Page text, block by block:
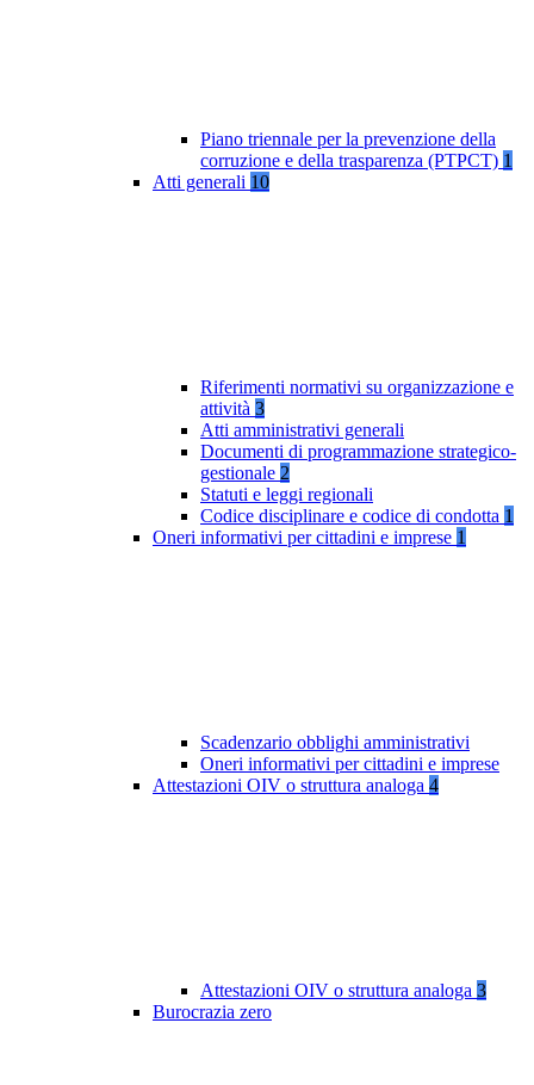
Piano triennale per la prevenzione della
corruzione e della trasparenza (PTPCT) 1
Atti generali 10
Riferimenti normativi su organizzazione e
attività 3
Atti amministrativi generali
Documenti di programmazione strategico-
gestionale 2
Statuti e leggi regionali
Codice disciplinare e codice di condotta 1
Oneri informativi per cittadini e imprese 1
Scadenzario obblighi amministrativi
Oneri informativi per cittadini e imprese
Attestazioni OIV o struttura analoga 4
Attestazioni OIV o struttura analoga 3
Burocrazia zero